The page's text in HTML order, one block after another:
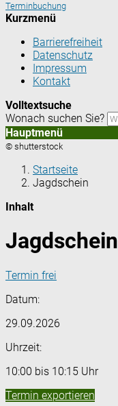
Terminbuchung
Kurzmenü
Barrierefreiheit
Datenschutz
Impressum
Kontakt
Volltextsuche
Wonach suchen Sie?
Hauptmenü
© shutterstock
Startseite
Jagdschein
Inhalt
Jagdschein
Termin frei
Datum:
29.09.2026
Uhrzeit:
10:00 bis 10:15 Uhr
Termin exportieren